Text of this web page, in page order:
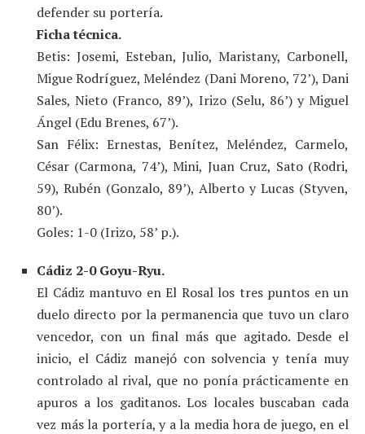
defender su portería.
Ficha técnica.
Betis: Josemi, Esteban, Julio, Maristany, Carbonell,
Migue Rodríguez, Meléndez (Dani Moreno, 72’), Dani
Sales, Nieto (Franco, 89’), Irizo (Selu, 86’) y Miguel
Ángel (Edu Brenes, 67’).
San Félix: Ernestas, Benítez, Meléndez, Carmelo,
César (Carmona, 74’), Mini, Juan Cruz, Sato (Rodri,
59), Rubén (Gonzalo, 89’), Alberto y Lucas (Styven,
80’).
Goles: 1-0 (Irizo, 58’ p.).
Cádiz 2-0 Goyu-Ryu.
El Cádiz mantuvo en El Rosal los tres puntos en un
duelo directo por la permanencia que tuvo un claro
vencedor, con un final más que agitado. Desde el
inicio, el Cádiz manejó con solvencia y tenía muy
controlado al rival, que no ponía prácticamente en
apuros a los gaditanos. Los locales buscaban cada
vez más la portería, y a la media hora de juego, en el